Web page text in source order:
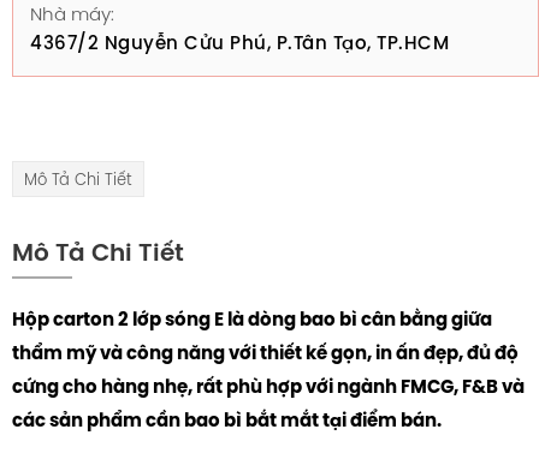
Nhà máy:
4367/2 Nguyễn Cửu Phú, P.Tân Tạo, TP.HCM
Mô Tả Chi Tiết
Mô Tả Chi Tiết
Hộp carton 2 lớp sóng E là dòng bao bì cân bằng giữa
thẩm mỹ và công năng với thiết kế gọn, in ấn đẹp, đủ độ
cứng cho hàng nhẹ, rất phù hợp với ngành FMCG, F&B và
các sản phẩm cần bao bì bắt mắt tại điểm bán.